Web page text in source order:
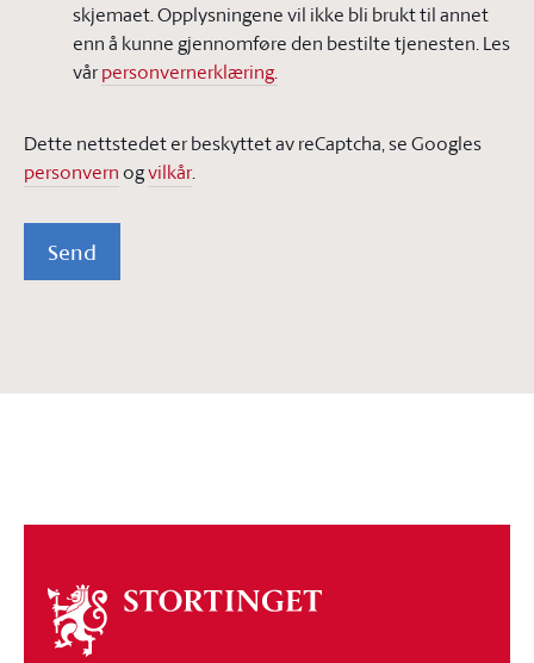
skjemaet. Opplysningene vil ikke bli brukt til annet
enn å kunne gjennomføre den bestilte tjenesten. Les
vårpersonvernerklæring.
Dette nettstedet er beskyttet av reCaptcha, se Googles
personvern ogvilkår.
Send
Om
stortinget